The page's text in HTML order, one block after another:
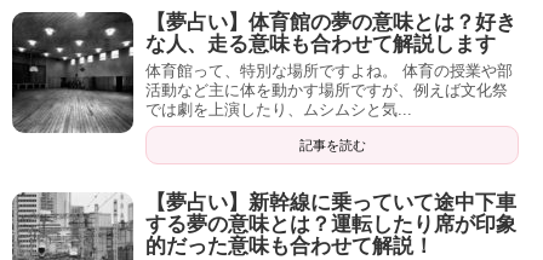
【夢占い】体育館の夢の意味とは？好き
な人、走る意味も合わせて解説します
体育館って、特別な場所ですよね。 体育の授業や部
活動など主に体を動かす場所ですが、例えば文化祭
では劇を上演したり、ムシムシと気...
記事を読む
【夢占い】新幹線に乗っていて途中下車
する夢の意味とは？運転したり席が印象
的だった意味も合わせて解説！